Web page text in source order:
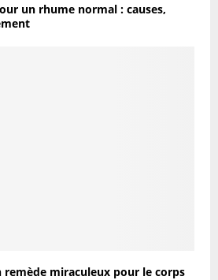
un rhume normal : causes,
remède miraculeux pour le corps